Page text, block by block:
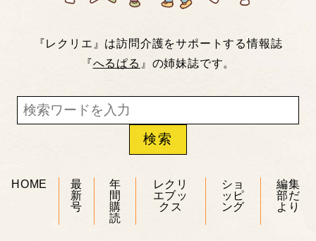
『レクリエ』は訪問介護をサポートする情報誌
『へるぱる 』の姉妹誌です。
HOME
最
新
号
年
間
購
読
レクリ
エブッ
クス
ショ
ッピ
ング
編集
部だ
より